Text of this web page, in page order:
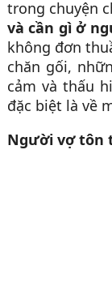
trong chuyện
và cần gì ở
không đơn
chăn gối,
cảm và thấu
đặc biệt là về
Người vợ tôn